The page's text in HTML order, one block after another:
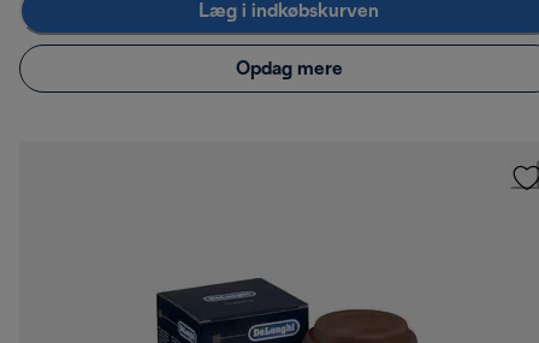
Læg i indkøbskurven
Opdag mere